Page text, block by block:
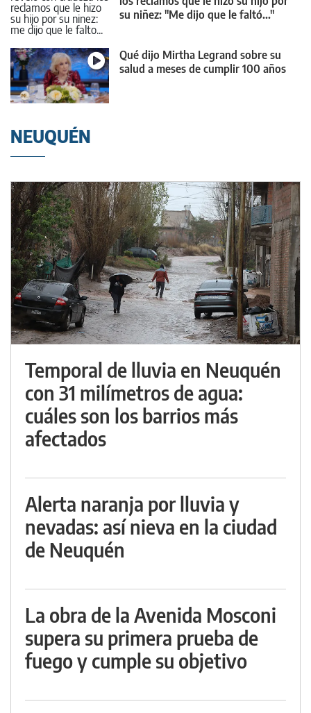
su niñez: "Me dijo que le faltó..."
Qué dijo Mirtha Legrand sobre su
salud a meses de cumplir 100 años
NEUQUÉN
Temporal de lluvia en Neuquén
con 31 milímetros de agua:
cuáles son los barrios más
afectados
Alerta naranja por lluvia y
nevadas: así nieva en la ciudad
de Neuquén
La obra de la Avenida Mosconi
supera su primera prueba de
fuego y cumple su objetivo